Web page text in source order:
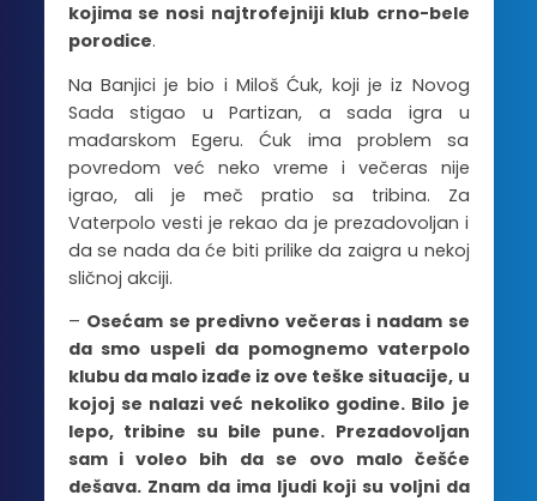
kojima se nosi najtrofejniji klub crno-bele
porodice.
Na Banjici je bio i Miloš Ćuk, koji je iz Novog
Sada stigao u Partizan, a sada igra u
mađarskom Egeru. Ćuk ima problem sa
povredom već neko vreme i večeras nije
igrao, ali je meč pratio sa tribina. Za
Vaterpolo vesti je rekao da je prezadovoljan i
da se nada da će biti prilike da zaigra u nekoj
sličnoj akciji.
– Osećam se predivno večeras i nadam se
da smo uspeli da pomognemo vaterpolo
klubu da malo izađe iz ove teške situacije, u
kojoj se nalazi već nekoliko godine. Bilo je
lepo, tribine su bile pune. Prezadovoljan
sam i voleo bih da se ovo malo češće
dešava. Znam da ima ljudi koji su voljni da